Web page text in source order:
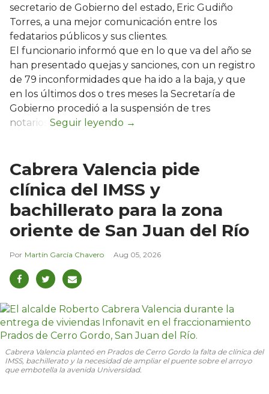
secretario de Gobierno del estado, Eric Gudiño
Torres, a una mejor comunicación entre los
fedatarios públicos y sus clientes.
El funcionario informó que en lo que va del año se
han presentado quejas y sanciones, con un registro
de 79 inconformidades que ha ido a la baja, y que
en los últimos dos o tres meses la Secretaría de
Gobierno procedió a la suspensión de tres
notarios.
Cabrera Valencia pide
clínica del IMSS y
bachillerato para la zona
oriente de San Juan del Río
Martín García Chavero Aug 05, 2026
Cabrera Valencia planteó en Prados de Cerro Gordo la falta de clínica del
IMSS, bachillerato y la necesidad de ampliar el puente sobre el arroyo
que embotella la avenida Universidad.